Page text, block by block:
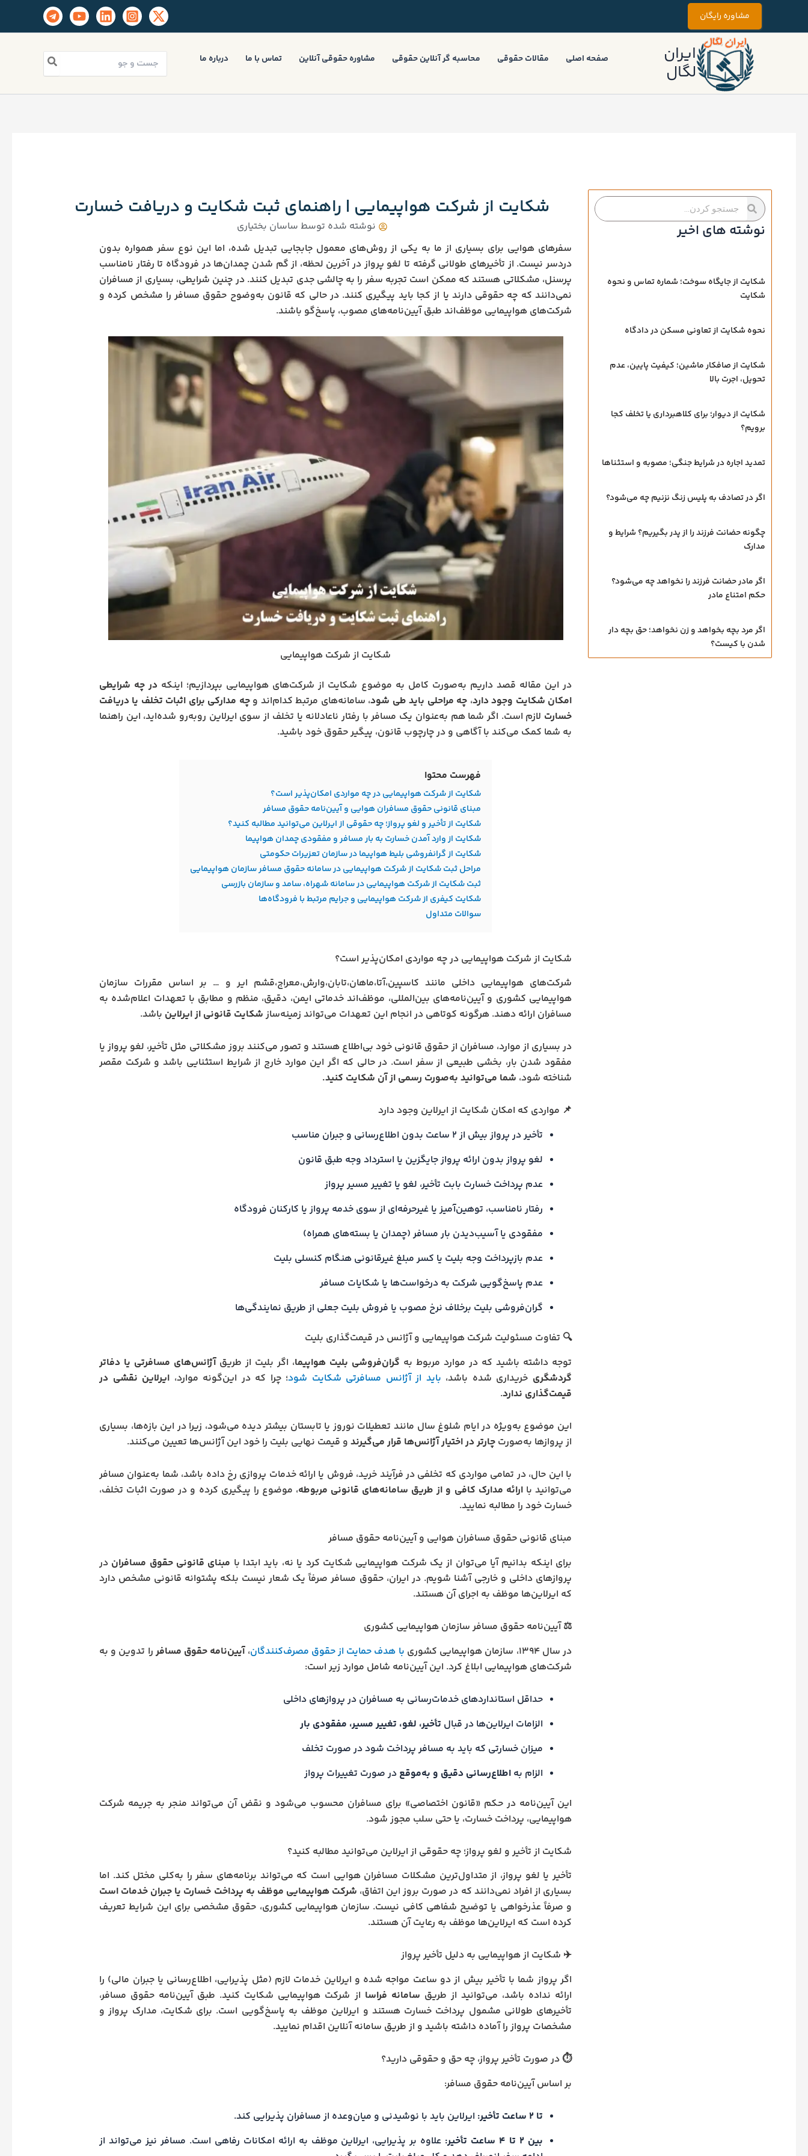
محتوا
مشاوره رایگان
ایران
لگال
صفحه اصلی مقالات حقوقی محاسبه گر آنلاین حقوقی مشاوره حقوقی آنلاین تماس با ما درباره ما
برای:
جستجو
کردن
جستجو
کردن
نوشته های اخیر
شکایت از جایگاه سوخت؛ شماره تماس و نحوه
شکایت
نحوه شکایت از تعاونی مسکن در دادگاه
شکایت از صافکار ماشین؛ کیفیت پایین، عدم
تحویل، اجرت بالا
شکایت از دیوار؛ برای کلاهبرداری یا تخلف کجا
برویم؟
تمدید اجاره در شرایط جنگی؛ مصوبه و استثناها
اگر در تصادف به پلیس زنگ نزنیم چه می‌شود؟
چگونه حضانت فرزند را از پدر بگیریم؟ شرایط و
مدارک
اگر مادر حضانت فرزند را نخواهد چه می‌شود؟
حکم امتناع مادر
اگر مرد بچه بخواهد و زن نخواهد؛ حق بچه‌ دار
شدن با کیست؟
شکایت از شرکت هواپیمایی | راهنمای ثبت شکایت و دریافت خسارت
نوشته شده توسط ساسان بختیاری
سفرهای هوایی برای بسیاری از ما به یکی از روش‌های معمول جابجایی تبدیل شده، اما این نوع سفر همواره بدون
دردسر نیست. از تأخیرهای طولانی گرفته تا لغو پرواز در آخرین لحظه، از گم شدن چمدان‌ها در فرودگاه تا رفتار نامناسب
پرسنل، مشکلاتی هستند که ممکن است تجربه سفر را به چالشی جدی تبدیل کنند. در چنین شرایطی، بسیاری از مسافران
نمی‌دانند که چه حقوقی دارند یا از کجا باید پیگیری کنند. در حالی که قانون به‌وضوح حقوق مسافر را مشخص کرده و
شرکت‌های هواپیمایی موظف‌اند طبق آیین‌نامه‌های مصوب، پاسخ‌گو باشند.
شکایت از شرکت هواپیمایی
در این مقاله قصد داریم به‌صورت کامل به موضوع شکایت از شرکت‌های هواپیمایی بپردازیم؛ اینکه در چه شرایطی
امکان شکایت وجود دارد، چه مراحلی باید طی شود، سامانه‌های مرتبط کدام‌اند وچه مدارکی برای اثبات تخلف یا دریافت
خسارت لازم است. اگر شما هم به‌عنوان یک مسافر با رفتار ناعادلانه یا تخلف از سوی ایرلاین روبه‌رو شده‌اید، این راهنما
به شما کمک می‌کند با آگاهی و در چارچوب قانون، پیگیر حقوق خود باشید.
فهرست محتوا
شکایت از شرکت هواپیمایی در چه مواردی امکان‌پذیر است؟
مبنای قانونی حقوق مسافران هوایی و آیین‌نامه حقوق مسافر
شکایت از تأخیر و لغو پرواز؛ چه حقوقی از ایرلاین می‌توانید مطالبه کنید؟
شکایت از وارد آمدن خسارت به بار مسافر و مفقودی چمدان هواپیما
شکایت از گرانفروشی بلیط هواپیما در سازمان تعزیرات حکومتی
مراحل ثبت شکایت از شرکت هواپیمایی در سامانه حقوق مسافر سازمان هواپیمایی
ثبت شکایت از شرکت هواپیمایی در سامانه شهراه، سامد و سازمان بازرسی
شکایت کیفری از شرکت هواپیمایی و جرایم مرتبط با فرودگاه‌ها
سوالات متداول
شکایت از شرکت هواپیمایی در چه مواردی امکان‌پذیر است؟
شرکت‌های هواپیمایی داخلی مانند کاسپین،آتا،ماهان،تابان،وارش،معراج،قشم ایر و … بر اساس مقررات سازمان
هواپیمایی کشوری و آیین‌نامه‌های بین‌المللی، موظف‌اند خدماتی ایمن، دقیق، منظم و مطابق با تعهدات اعلام‌شده به
مسافران ارائه دهند. هرگونه کوتاهی در انجام این تعهدات می‌تواند زمینه‌ساز شکایت قانونی از ایرلاین باشد.
در بسیاری از موارد، مسافران از حقوق قانونی خود بی‌اطلاع هستند و تصور می‌کنند بروز مشکلاتی مثل تأخیر، لغو پرواز یا
مفقود شدن بار، بخشی طبیعی از سفر است. در حالی که اگر این موارد خارج از شرایط استثنایی باشد و شرکت مقصر
شناخته شود، شما می‌توانید به‌صورت رسمی از آن شکایت کنید.
📌 مواردی که امکان شکایت از ایرلاین وجود دارد
تأخیر در پرواز بیش از ۲ ساعت بدون اطلاع‌رسانی و جبران مناسب
لغو پرواز بدون ارائه پرواز جایگزین یا استرداد وجه طبق قانون
عدم پرداخت خسارت بابت تأخیر، لغو یا تغییر مسیر پرواز
رفتار نامناسب، توهین‌آمیز یا غیرحرفه‌ای از سوی خدمه پرواز یا کارکنان فرودگاه
مفقودی یا آسیب‌دیدن بار مسافر (چمدان یا بسته‌های همراه)
عدم بازپرداخت وجه بلیت یا کسر مبلغ غیرقانونی هنگام کنسلی بلیت
عدم پاسخ‌گویی شرکت به درخواست‌ها یا شکایات مسافر
گران‌فروشی بلیت برخلاف نرخ مصوب یا فروش بلیت جعلی از طریق نمایندگی‌ها
🔍 تفاوت مسئولیت شرکت هواپیمایی و آژانس در قیمت‌گذاری بلیت
توجه داشته باشید که در موارد مربوط به گران‌فروشی بلیت هواپیما، اگر بلیت از طریقآژانس‌های مسافرتی یا دفاتر
گردشگری خریداری شده باشد، باید از آژانس مسافرتی شکایت شود؛ چرا که در این‌گونه موارد، ایرلاین نقشی در
قیمت‌گذاری ندارد.
این موضوع به‌ویژه در ایام شلوغ سال مانند تعطیلات نوروز یا تابستان بیشتر دیده می‌شود، زیرا در این بازه‌ها، بسیاری
از پروازها به‌صورت چارتر در اختیار آژانس‌ها قرار می‌گیرند و قیمت نهایی بلیت را خود این آژانس‌ها تعیین می‌کنند.
با این حال، در تمامی مواردی که تخلفی در فرآیند خرید، فروش یا ارائه خدمات پروازی رخ داده باشد، شما به‌عنوان مسافر
می‌توانید باارائه مدارک کافی و از طریق سامانه‌های قانونی مربوطه، موضوع را پیگیری کرده و در صورت اثبات تخلف،
خسارت خود را مطالبه نمایید.
مبنای قانونی حقوق مسافران هوایی و آیین‌نامه حقوق مسافر
برای اینکه بدانیم آیا می‌توان از یک شرکت هواپیمایی شکایت کرد یا نه، باید ابتدا با مبنای قانونی حقوق مسافران در
پروازهای داخلی و خارجی آشنا شویم. در ایران، حقوق مسافر صرفاً یک شعار نیست بلکه پشتوانه قانونی مشخص دارد
که ایرلاین‌ها موظف به اجرای آن هستند.
⚖️ آیین‌نامه حقوق مسافر سازمان هواپیمایی کشوری
در سال ۱۳۹۴، سازمان هواپیمایی کشوری
با هدف حمایت از حقوق مصرف‌کنندگان،آیین‌نامه حقوق مسافر را تدوین و به
شرکت‌های هواپیمایی ابلاغ کرد. این آیین‌نامه شامل موارد زیر است:
حداقل استانداردهای خدمات‌رسانی به مسافران در پروازهای داخلی
الزامات ایرلاین‌ها در قبال تأخیر، لغو، تغییر مسیر، مفقودی بار
میزان خسارتی که باید به مسافر پرداخت شود در صورت تخلف
الزام به اطلاع‌رسانی دقیق و به‌موقع در صورت تغییرات پرواز
این آیین‌نامه در حکم «قانون اختصاصی» برای مسافران محسوب می‌شود و نقض آن می‌تواند منجر به جریمه شرکت
هواپیمایی، پرداخت خسارت، یا حتی سلب مجوز شود.
شکایت از تأخیر و لغو پرواز؛ چه حقوقی از ایرلاین می‌توانید مطالبه کنید؟
تأخیر یا لغو پرواز، از متداول‌ترین مشکلات مسافران هوایی است که می‌تواند برنامه‌های سفر را به‌کلی مختل کند. اما
بسیاری از افراد نمی‌دانند که در صورت بروز این اتفاق، شرکت هواپیمایی موظف به پرداخت خسارت یا جبران خدمات است
و صرفاً عذرخواهی یا توضیح شفاهی کافی نیست. سازمان هواپیمایی کشوری، حقوق مشخصی برای این شرایط تعریف
کرده است که ایرلاین‌ها موظف به رعایت آن هستند.
✈️ شکایت از هواپیمایی به دلیل تأخیر پرواز
اگر پرواز شما با تأخیر بیش از دو ساعت مواجه شده و ایرلاین خدمات لازم (مثل پذیرایی، اطلاع‌رسانی یا جبران مالی) را
ارائه نداده باشد، می‌توانید از طریق سامانه فراسا از شرکت هواپیمایی شکایت کنید. طبق آیین‌نامه حقوق مسافر،
تأخیرهای طولانی مشمول پرداخت خسارت هستند و ایرلاین موظف به پاسخ‌گویی است. برای شکایت، مدارک پرواز و
مشخصات پرواز را آماده داشته باشید و از طریق سامانه آنلاین اقدام نمایید.
⏱ در صورت تأخیر پرواز، چه حق و حقوقی دارید؟
بر اساس آیین‌نامه حقوق مسافر:
تا ۲ ساعت تأخیر:
ایرلاین باید با نوشیدنی و میان‌وعده از مسافران پذیرایی کند.
بین ۲ تا ۴ ساعت تأخیر:
علاوه بر پذیرایی، ایرلاین موظف به ارائه امکانات رفاهی است. مسافر نیز می‌تواند از